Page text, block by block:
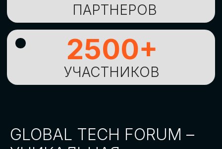
ОСТАВИТЬ
ЗАЯВКУ
Оставьте заявку, наши менеджеры